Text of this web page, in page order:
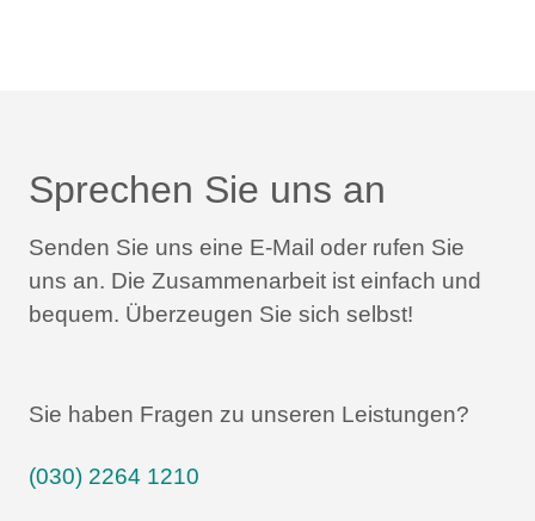
Sprechen Sie uns an
Senden Sie uns eine E-Mail oder rufen Sie
uns an. Die Zusammenarbeit ist einfach und
bequem. Überzeugen Sie sich selbst!
Sie haben Fragen zu unseren Leistungen?
(030) 2264 1210